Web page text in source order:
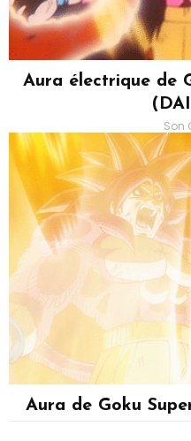
Aura électrique de
Son
Aura de Goku